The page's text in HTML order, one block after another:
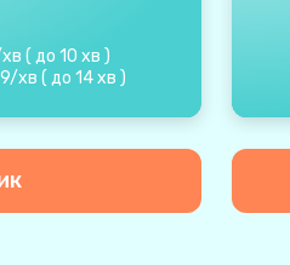
хв ( до 10 хв )
/хв ( до 14хв )